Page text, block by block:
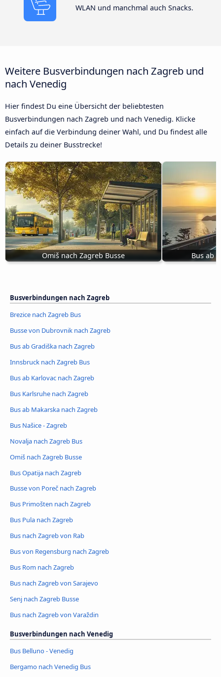
WLAN und manchmal auch Snacks.
Weitere Busverbindungen nach Zagreb und
nach Venedig
Hier findest Du eine Übersicht der beliebtesten
Busverbindungen nach Zagreb und nach Venedig. Klicke
einfach auf die Verbindung deiner Wahl, und Du findest alle
Details zu deiner Busstrecke!
Omiš nach Zagreb Busse Bus ab
Busverbindungen nach Zagreb
Brezice nach Zagreb Bus
Busse von Dubrovnik nach Zagreb
Bus ab Gradiška nach Zagreb
Innsbruck nach Zagreb Bus
Bus ab Karlovac nach Zagreb
Bus Karlsruhe nach Zagreb
Bus ab Makarska nach Zagreb
Bus Našice - Zagreb
Novalja nach Zagreb Bus
Omiš nach Zagreb Busse
Bus Opatija nach Zagreb
Busse von Poreč nach Zagreb
Bus Primošten nach Zagreb
Bus Pula nach Zagreb
Bus nach Zagreb von Rab
Bus von Regensburg nach Zagreb
Bus Rom nach Zagreb
Bus nach Zagreb von Sarajevo
Senj nach Zagreb Busse
Bus nach Zagreb von Varaždin
Busverbindungen nach Venedig
Bus Belluno - Venedig
Bergamo nach Venedig Bus